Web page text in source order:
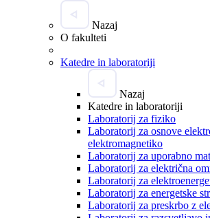
Nazaj
O fakulteti
Katedre in laboratoriji
Nazaj
Katedre in laboratoriji
Laboratorij za fiziko
Laboratorij za osnove
elektromagnetiko
Laboratorij za uporabno
Laboratorij za električna
Laboratorij za
Laboratorij za energetske
Laboratorij za preskrbo z